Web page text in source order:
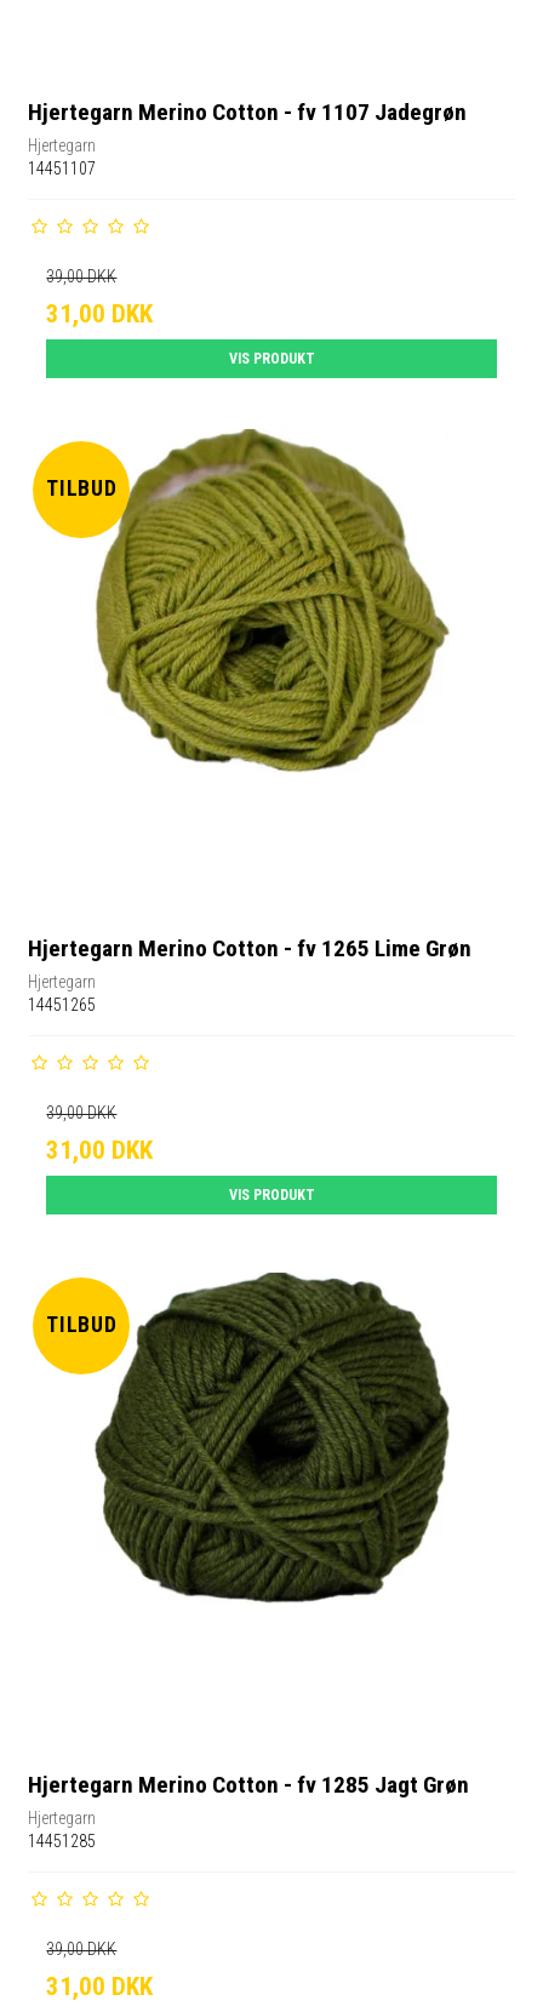
Hjertegarn Merino Cotton - fv 1107 Jadegrøn
Hjertegarn
14451107
39,00 DKK
31,00 DKK
VIS PRODUKT
TILBUD
Hjertegarn Merino Cotton - fv 1265 Lime Grøn
Hjertegarn
14451265
39,00 DKK
31,00 DKK
VIS PRODUKT
TILBUD
Hjertegarn Merino Cotton - fv 1285 Jagt Grøn
Hjertegarn
14451285
39,00 DKK
31,00 DKK